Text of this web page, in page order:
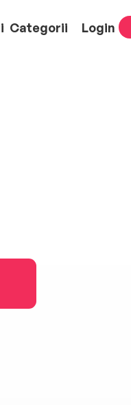
Categorii Login